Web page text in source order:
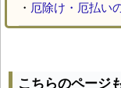
・ 厄除け・厄払い
こちらのページ